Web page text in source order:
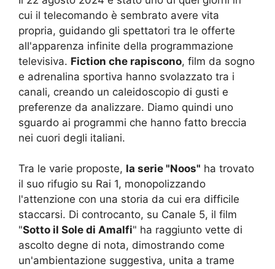
cui il telecomando è sembrato avere vita
propria, guidando gli spettatori tra le offerte
all'apparenza infinite della programmazione
televisiva. Fiction che rapiscono, film da sogno
e adrenalina sportiva hanno svolazzato tra i
canali, creando un caleidoscopio di gusti e
preferenze da analizzare. Diamo quindi uno
sguardo ai programmi che hanno fatto breccia
nei cuori degli italiani.
Tra le varie proposte, la serie "Noos" ha trovato
il suo rifugio su Rai 1, monopolizzando
l'attenzione con una storia da cui era difficile
staccarsi. Di controcanto, su Canale 5, il film
"Sotto il Sole di Amalfi" ha raggiunto vette di
ascolto degne di nota, dimostrando come
un'ambientazione suggestiva, unita a trame